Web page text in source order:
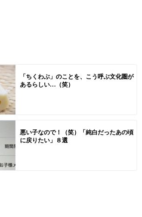
「ちくわぶ」のことを、こう呼ぶ文化圏が
あるらしい…（笑）
悪い子なので！（笑）「純白だったあの頃
に戻りたい」８選